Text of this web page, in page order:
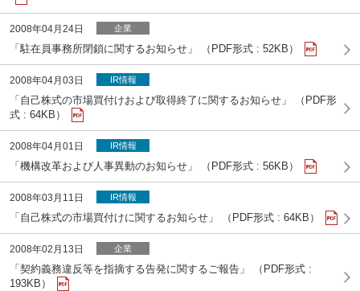
2008年04月24日 企業
「駐在員事務所閉鎖に関するお知らせ」 （PDF形式 : 52KB）
2008年04月03日 IR情報
「自己株式の市場買付けおよび取得終了に関するお知らせ」 （PDF形
式 : 64KB）
2008年04月01日 IR情報
「機構改革および人事異動のお知らせ」 （PDF形式 : 56KB）
2008年03月11日 IR情報
「自己株式の市場買付けに関するお知らせ」 （PDF形式 : 64KB）
2008年02月13日 企業
「契約義務違反等を指摘する告発に関するご報告」 （PDF形式 :
193KB）